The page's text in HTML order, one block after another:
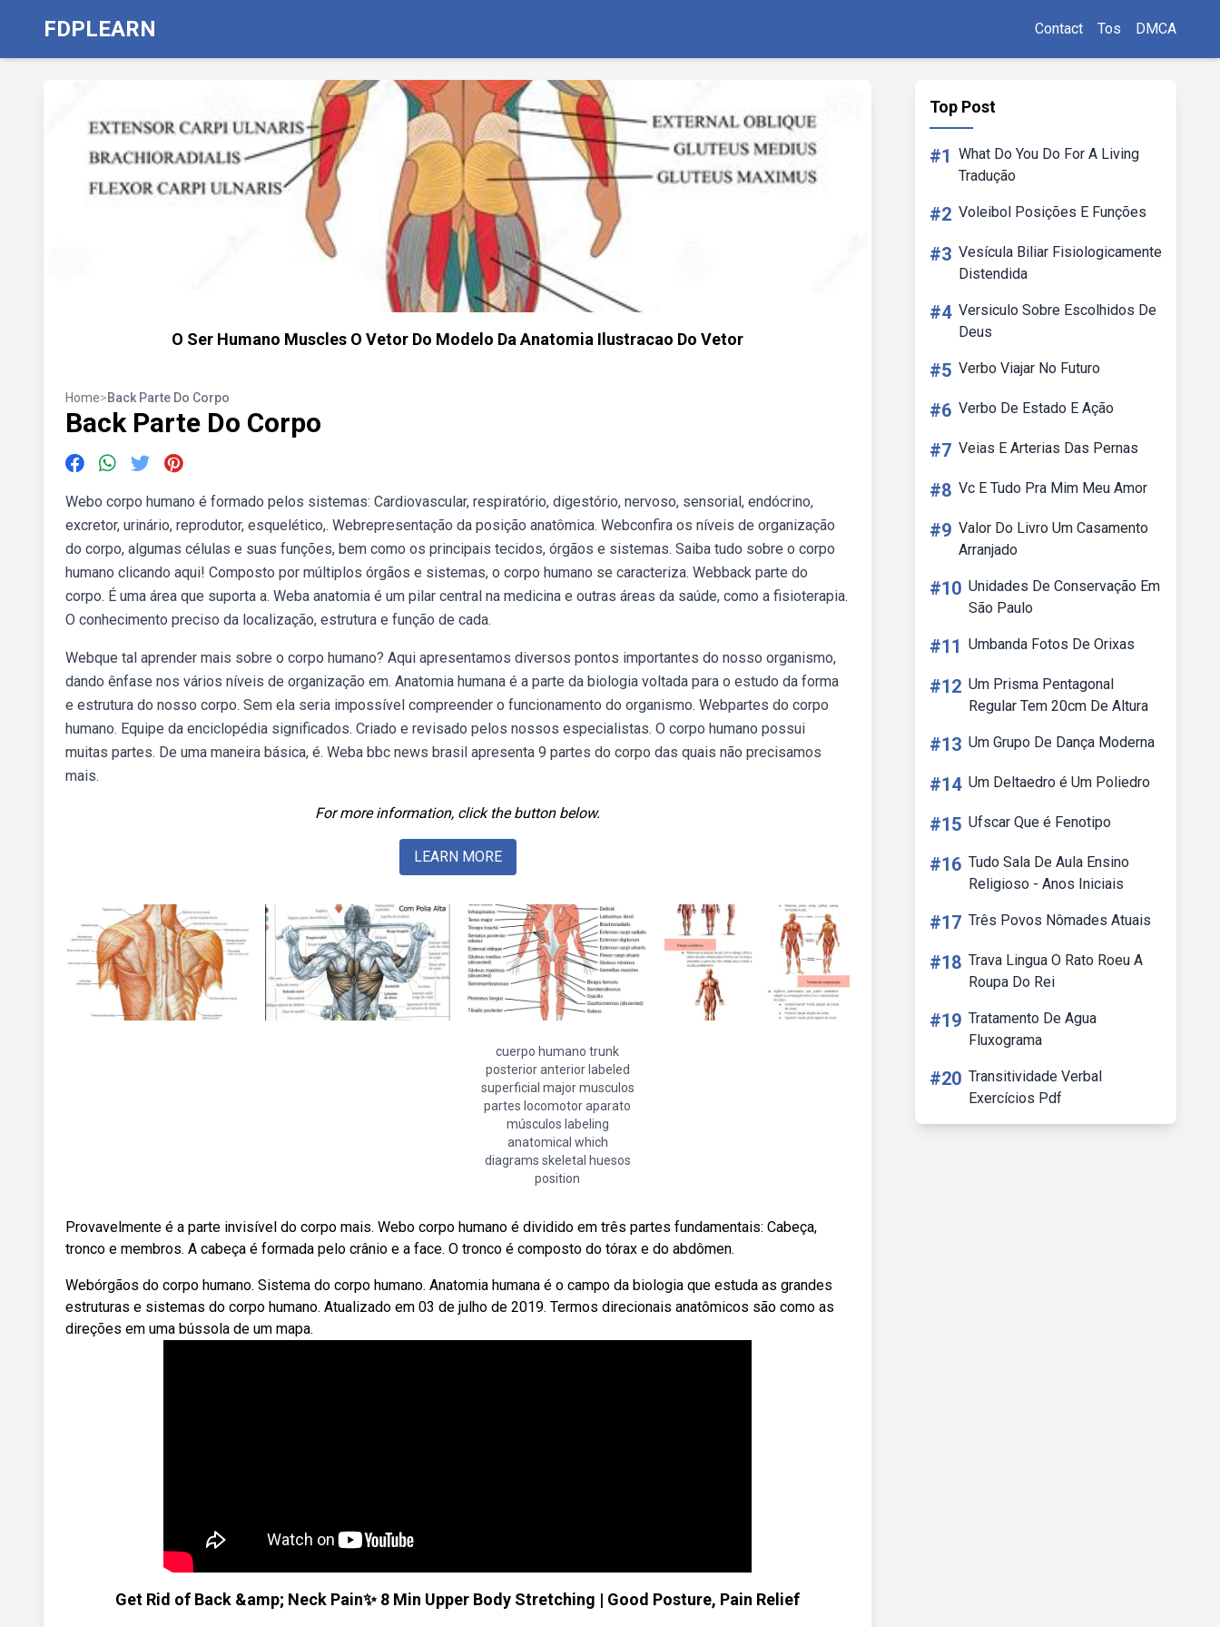
FDPLEARN Contact Tos DMCA
O Ser Humano Muscles O Vetor Do Modelo Da Anatomia Ilustracao Do Vetor
Home>Back Parte Do Corpo
Back Parte Do Corpo
Webo corpo humano é formado pelos sistemas: Cardiovascular, respiratório, digestório, nervoso, sensorial, endócrino,
excretor, urinário, reprodutor, esquelético,. Webrepresentação da posição anatômica. Webconfira os níveis de organização
do corpo, algumas células e suas funções, bem como os principais tecidos, órgãos e sistemas. Saiba tudo sobre o corpo
humano clicando aqui! Composto por múltiplos órgãos e sistemas, o corpo humano se caracteriza. Webback parte do
corpo. É uma área que suporta a. Weba anatomia é um pilar central na medicina e outras áreas da saúde, como a fisioterapia.
O conhecimento preciso da localização, estrutura e função de cada.
Webque tal aprender mais sobre o corpo humano? Aqui apresentamos diversos pontos importantes do nosso organismo,
dando ênfase nos vários níveis de organização em. Anatomia humana é a parte da biologia voltada para o estudo da forma
e estrutura do nosso corpo. Sem ela seria impossível compreender o funcionamento do organismo. Webpartes do corpo
humano. Equipe da enciclopédia significados. Criado e revisado pelos nossos especialistas. O corpo humano possui
muitas partes. De uma maneira básica, é. Weba bbc news brasil apresenta 9 partes do corpo das quais não precisamos
mais.
For more information, click the button below.
LEARN MORE
cuerpo humano trunk
posterior anterior labeled
superficial major musculos
partes locomotor aparato
músculos labeling
anatomical which
diagrams skeletal huesos
position
Provavelmente é a parte invisível do corpo mais. Webo corpo humano é dividido em três partes fundamentais: Cabeça,
tronco e membros. A cabeça é formada pelo crânio e a face. O tronco é composto do tórax e do abdômen.
Webórgãos do corpo humano. Sistema do corpo humano. Anatomia humana é o campo da biologia que estuda as grandes
estruturas e sistemas do corpo humano. Atualizado em 03 de julho de 2019. Termos direcionais anatômicos são como as
direções em uma bússola de um mapa.
Get Rid of Back &amp; Neck Pain✨ 8 Min Upper Body Stretching | Good Posture, Pain Relief
Top Post
#1 What Do You Do For A Living
Tradução
#2 Voleibol Posições E Funções
#3 Vesícula Biliar Fisiologicamente
Distendida
#4 Versiculo Sobre Escolhidos De
Deus
#5 Verbo Viajar No Futuro
#6 Verbo De Estado E Ação
#7 Veias E Arterias Das Pernas
#8 Vc E Tudo Pra Mim Meu Amor
#9 Valor Do Livro Um Casamento
Arranjado
#10 Unidades De Conservação Em
São Paulo
#11 Umbanda Fotos De Orixas
#12 Um Prisma Pentagonal
Regular Tem 20cm De Altura
#13 Um Grupo De Dança Moderna
#14 Um Deltaedro é Um Poliedro
#15 Ufscar Que é Fenotipo
#16 Tudo Sala De Aula Ensino
Religioso - Anos Iniciais
#17 Três Povos Nômades Atuais
#18 Trava Lingua O Rato Roeu A
Roupa Do Rei
#19 Tratamento De Agua
Fluxograma
#20 Transitividade Verbal
Exercícios Pdf